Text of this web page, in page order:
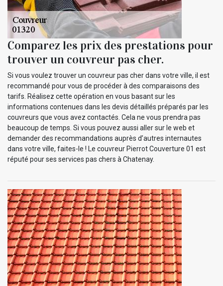
Comparez les prix des prestations pour
trouver un couvreur pas cher.
Si vous voulez trouver un couvreur pas cher dans votre ville, il est
recommandé pour vous de procéder à des comparaisons des
tarifs. Réalisez cette opération en vous basant sur les
informations contenues dans les devis détaillés préparés par les
couvreurs que vous avez contactés. Cela ne vous prendra pas
beaucoup de temps. Si vous pouvez aussi aller sur le web et
demander des recommandations auprès d’autres internautes
dans votre ville, faites-le ! Le couvreur Pierrot Couverture 01 est
réputé pour ses services pas chers à Chatenay.